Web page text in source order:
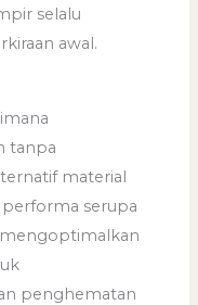
selalu
awal.
tanpa
material
serupa
penghematan